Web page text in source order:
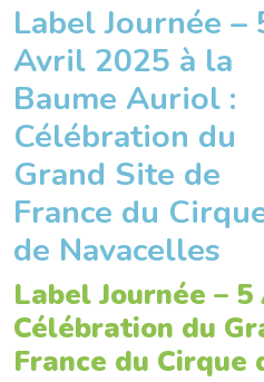
Label Journée –
Avril 2025 à la
Baume Auriol :
Célébration du
Grand Site de
France du
de Navacelles
Label Journée –
Célébration du
France du Cirque